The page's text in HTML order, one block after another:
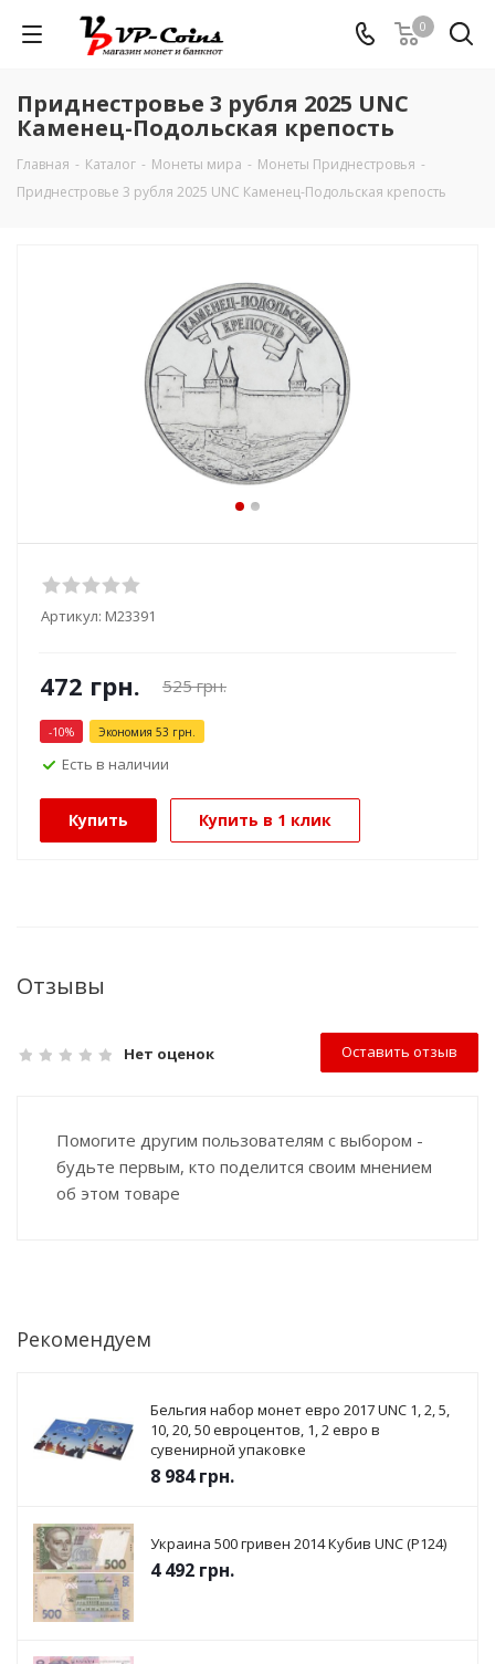
0
Приднестровье 3 рубля 2025 UNC
Каменец-Подольская крепость
Главная - Каталог - Монеты мира - Монеты Приднестровья -
Приднестровье 3 рубля 2025 UNC Каменец-Подольская крепость
Артикул: М23391
472 грн. 525грн.
-10% Экономия 53 грн.
Есть в наличии
Купить Купить в 1 клик
Отзывы
Нет оценок Оставить отзыв
Помогите другим пользователям с выбором -
будьте первым, кто поделится своим мнением
об этом товаре
Рекомендуем
Бельгия набор монет евро 2017 UNC 1, 2, 5,
10, 20, 50 евроцентов, 1, 2 евро в
сувенирной упаковке
8 984грн.
Украина 500 гривен 2014 Кубив UNC (P124)
4 492 грн.